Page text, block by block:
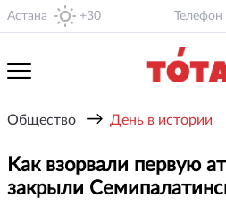
Астана +30
Общество → День в истории
Как взорвали первую
закрыли